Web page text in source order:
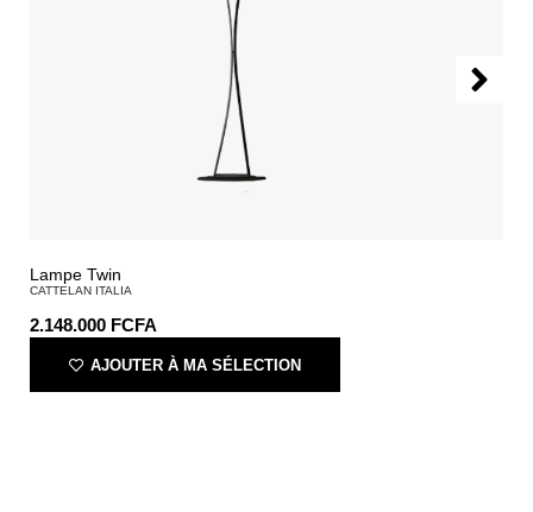
Lampe Twin
CATTELAN ITALIA
2.148.000 FCFA
AJOUTER À MA SÉLECTION